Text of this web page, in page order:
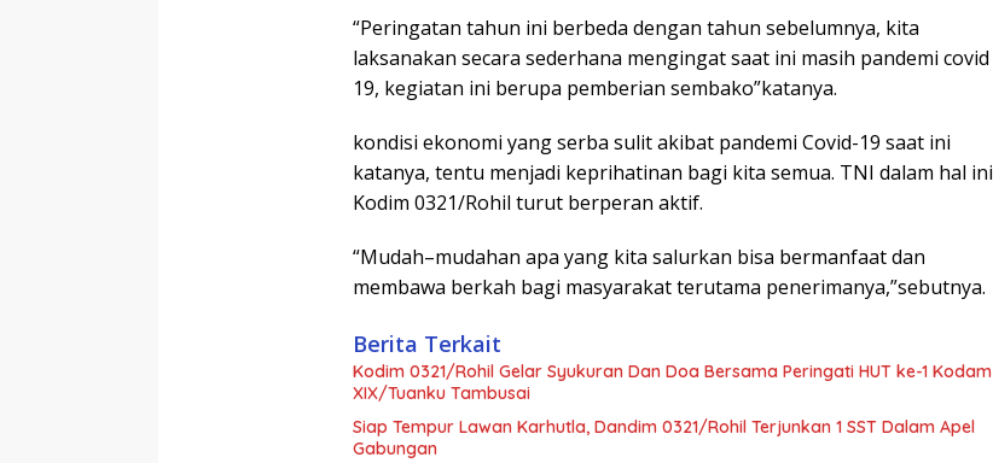
“Peringatan tahun ini berbeda dengan tahun sebelumnya, kita
laksanakan secara sederhana mengingat saat ini masih pandemi covid
19, kegiatan ini berupa pemberian sembako”katanya.
kondisi ekonomi yang serba sulit akibat pandemi Covid-19 saat ini
katanya, tentu menjadi keprihatinan bagi kita semua. TNI dalam hal ini
Kodim 0321/Rohil turut berperan aktif.
“Mudah–mudahan apa yang kita salurkan bisa bermanfaat dan
membawa berkah bagi masyarakat terutama penerimanya,”sebutnya.
Berita Terkait
Kodim 0321/Rohil Gelar Syukuran Dan Doa Bersama Peringati HUT ke-1 Kodam
XIX/Tuanku Tambusai
Siap Tempur Lawan Karhutla, Dandim 0321/Rohil Terjunkan 1 SST Dalam Apel
Gabungan